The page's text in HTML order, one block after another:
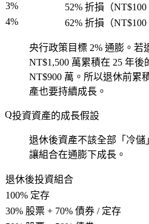
3%
52% 折損（
4%
62% 折損（NT$100
央行政策目標 2% 通膨。若
NT$1,500 萬累積在 25 年後
NT$900 萬。所以退休前累
產也要持續成長。
投資資產的成長假設
退休後資產不該全部「冷
讓組合在通膨下成長。
退休後投資組合
100% 定存
30% 股票 + 70% 債券 / 定存